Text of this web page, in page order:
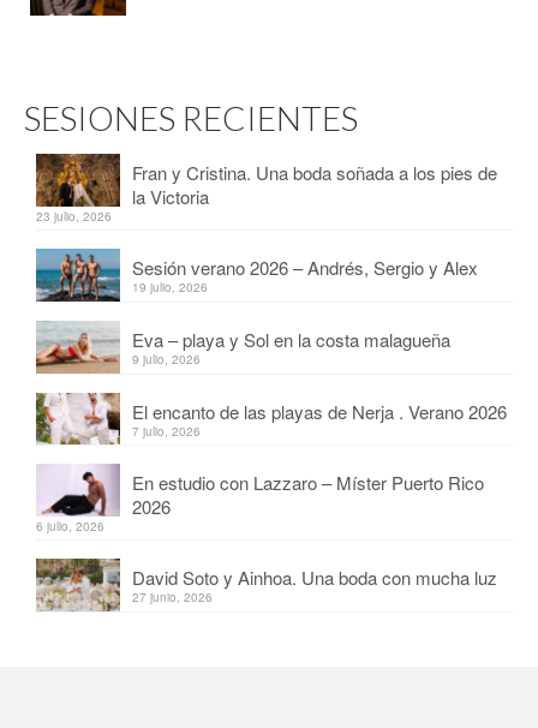
SESIONES RECIENTES
Fran y Cristina. Una boda soñada a los pies de
la Victoria
23 julio, 2026
Sesión verano 2026 – Andrés, Sergio y Alex
19 julio, 2026
Eva – playa y Sol en la costa malagueña
9 julio, 2026
El encanto de las playas de Nerja . Verano 2026
7 julio, 2026
En estudio con Lazzaro – Míster Puerto Rico
2026
6 julio, 2026
David Soto y Ainhoa. Una boda con mucha luz
27 junio, 2026